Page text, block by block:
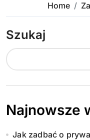
Home
Szukaj
Najnowsze
Jak zadbać o